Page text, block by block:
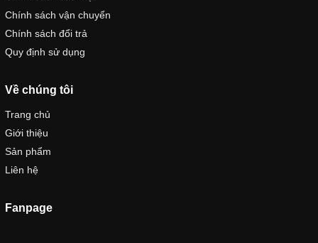
Chính sách vận chuyển
Chính sách đổi trả
Quy định sử dụng
Về chúng tôi
Trang chủ
Giới thiệu
Sản phẩm
Liên hệ
Fanpage